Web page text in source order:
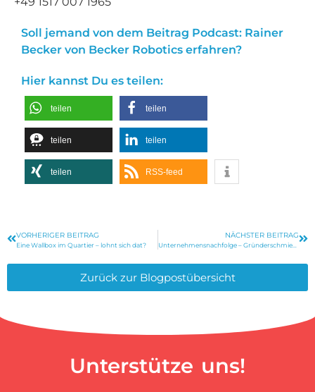
Soll jemand von dem Beitrag Podcast: Rainer
Becker von Becker Robotics erfahren?
Hier kannst Du es teilen:
teilen teilen
teilen teilen
teilen RSS-feed
VORHERIGER BEITRAG
Eine Wallbox im Quartier – lohnt sich dat?
NÄCHSTER BEITRAG
Unternehmensnachfolge – Gründerschmiede bietet neues Netzwerk
Zurück zur Blogpostübersicht
Unterstütze uns!